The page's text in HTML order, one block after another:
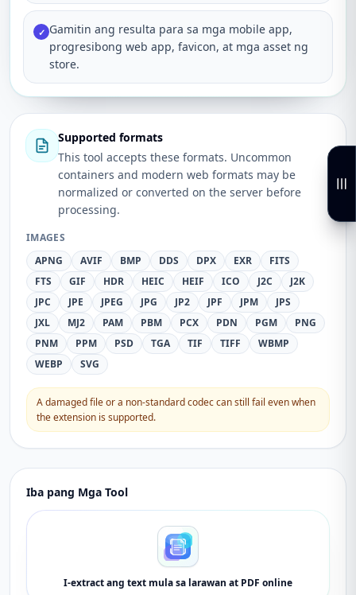
✓ Gamitin ang resulta para sa mga mobile app,
progresibong web app, favicon, at mga asset ng
store.
Supported formats
This tool accepts these formats. Uncommon
containers and modern web formats may be
normalized or converted on the server before
processing.
IMAGES
APNG
AVIF BMP DDS DPX EXR
FITS
FTS
GIF HDR HEIC HEIF ICO J2C
J2K
JPC
JPE JPEG JPG JP2 JPF JPM
JPS
JXL
MJ2 PAM PBM PCX PDN PGM
PNG
PNM
PPM PSD TGA TIF TIFF
WBMP
WEBP
SVG
A damaged file or a non-standard codec can still fail even when
the extension is supported.
Iba pang Mga Tool
I-extract ang text mula sa larawan at PDF online